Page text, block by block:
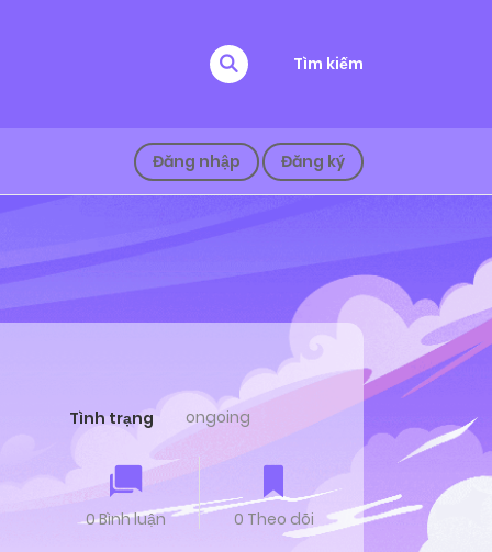
Tìm kiếm
Đăng nhập Đăng ký
Tình trạng ongoing
0 Bình luận 0 Theo dõi